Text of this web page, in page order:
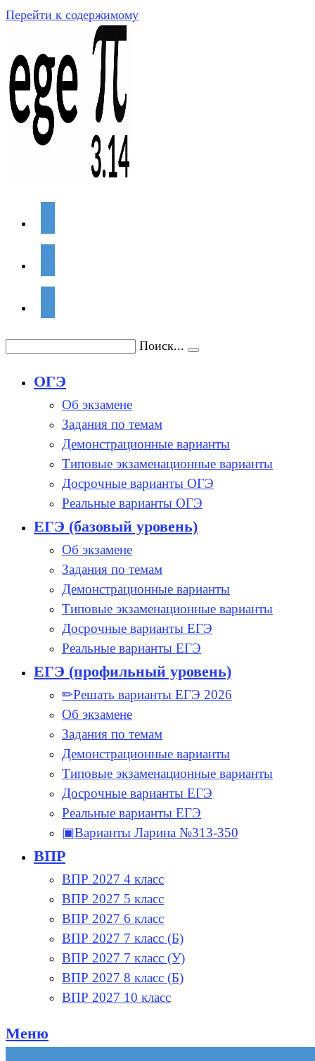
Перейти к содержимому
Поиск...
ОГЭ
Об экзамене
Задания по темам
Демонстрационные варианты
Типовые экзаменационные варианты
Досрочные варианты ОГЭ
Реальные варианты ОГЭ
ЕГЭ (базовый уровень)
Об экзамене
Задания по темам
Демонстрационные варианты
Типовые экзаменационные варианты
Досрочные варианты ЕГЭ
Реальные варианты ЕГЭ
ЕГЭ (профильный уровень)
✏Решать варианты ЕГЭ 2026
Об экзамене
Задания по темам
Демонстрационные варианты
Типовые экзаменационные варианты
Досрочные варианты ЕГЭ
Реальные варианты ЕГЭ
▣Варианты Ларина №313-350
ВПР
ВПР 2027 4 класс
ВПР 2027 5 класс
ВПР 2027 6 класс
ВПР 2027 7 класс (Б)
ВПР 2027 7 класс (У)
ВПР 2027 8 класс (Б)
ВПР 2027 10 класс
Меню